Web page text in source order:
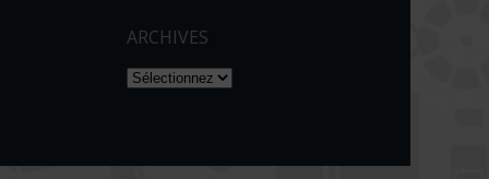
ARCHIVES
Naviguer dans les archives